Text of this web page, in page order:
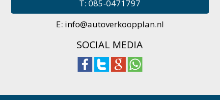
T: 085-0471797
E: info@autoverkoopplan.nl
SOCIAL MEDIA